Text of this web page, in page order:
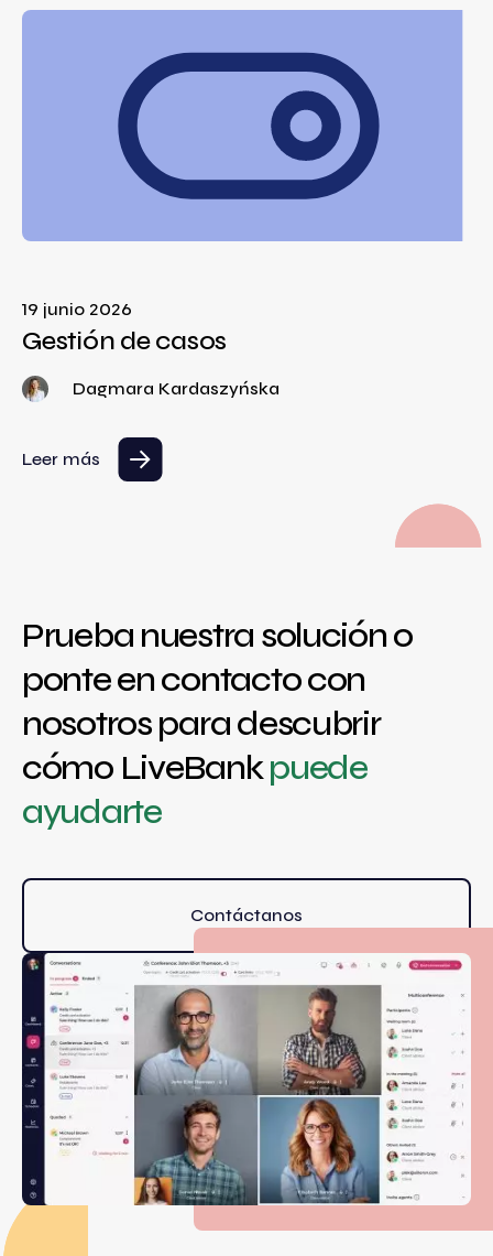
19 junio 2026
Gestión de casos
Dagmara Kardaszyńska
Leer más
Prueba nuestra solución o
ponte en contacto con
nosotros para descubrir
cómo LiveBankpuede
ayudarte
Contáctanos